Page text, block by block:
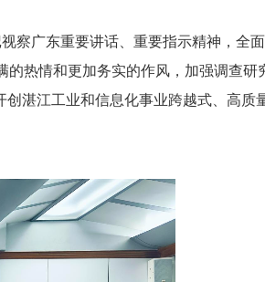
察广东重要讲话、重要指示精神，全
热情和更加务实的作风，加强调查研
湛江工业和信息化事业跨越式、高质